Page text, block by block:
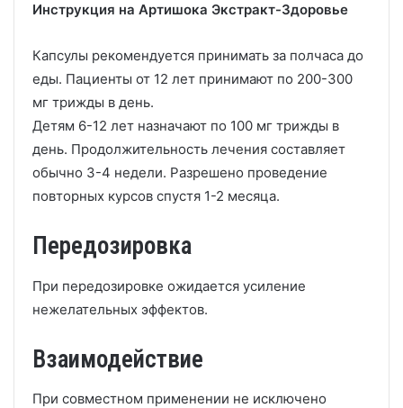
Инструкция на Артишока Экстракт-Здоровье
Капсулы рекомендуется принимать за полчаса до
еды. Пациенты от 12 лет принимают по 200-300
мг трижды в день.
Детям 6-12 лет назначают по 100 мг трижды в
день. Продолжительность лечения составляет
обычно 3-4 недели. Разрешено проведение
повторных курсов спустя 1-2 месяца.
Передозировка
При передозировке ожидается усиление
нежелательных эффектов.
Взаимодействие
При совместном применении не исключено